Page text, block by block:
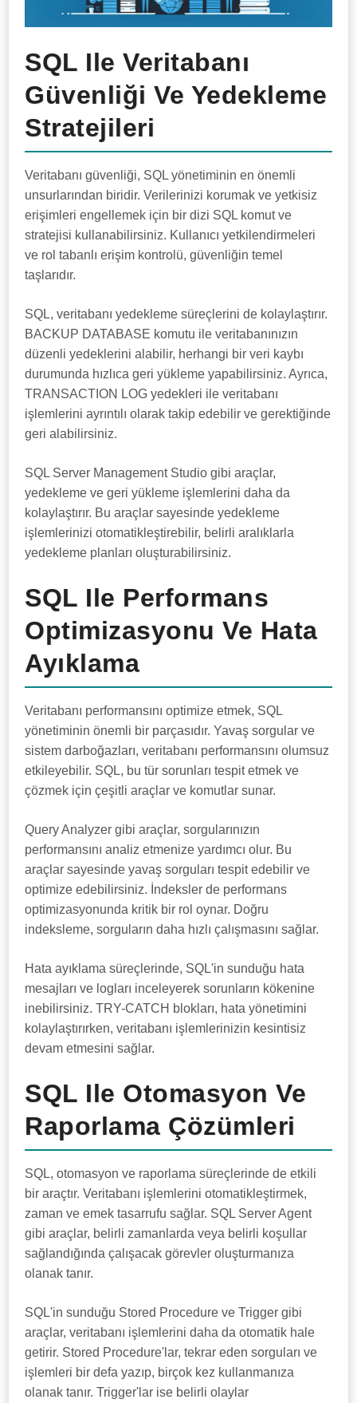
SQL Ile Veritabanı
Güvenliği Ve Yedekleme
Stratejileri
Veritabanı güvenliği, SQL yönetiminin en önemli
unsurlarından biridir. Verilerinizi korumak ve yetkisiz
erişimleri engellemek için bir dizi SQL komut ve
stratejisi kullanabilirsiniz. Kullanıcı yetkilendirmeleri
ve rol tabanlı erişim kontrolü, güvenliğin temel
taşlarıdır.
SQL, veritabanı yedekleme süreçlerini de kolaylaştırır.
BACKUP DATABASE komutu ile veritabanınızın
düzenli yedeklerini alabilir, herhangi bir veri kaybı
durumunda hızlıca geri yükleme yapabilirsiniz. Ayrıca,
TRANSACTION LOG yedekleri ile veritabanı
işlemlerini ayrıntılı olarak takip edebilir ve gerektiğinde
geri alabilirsiniz.
SQL Server Management Studio gibi araçlar,
yedekleme ve geri yükleme işlemlerini daha da
kolaylaştırır. Bu araçlar sayesinde yedekleme
işlemlerinizi otomatikleştirebilir, belirli aralıklarla
yedekleme planları oluşturabilirsiniz.
SQL Ile Performans
Optimizasyonu Ve Hata
Ayıklama
Veritabanı performansını optimize etmek, SQL
yönetiminin önemli bir parçasıdır. Yavaş sorgular ve
sistem darboğazları, veritabanı performansını olumsuz
etkileyebilir. SQL, bu tür sorunları tespit etmek ve
çözmek için çeşitli araçlar ve komutlar sunar.
Query Analyzer gibi araçlar, sorgularınızın
performansını analiz etmenize yardımcı olur. Bu
araçlar sayesinde yavaş sorguları tespit edebilir ve
optimize edebilirsiniz. İndeksler de performans
optimizasyonunda kritik bir rol oynar. Doğru
indeksleme, sorguların daha hızlı çalışmasını sağlar.
Hata ayıklama süreçlerinde, SQL'in sunduğu hata
mesajları ve logları inceleyerek sorunların kökenine
inebilirsiniz. TRY-CATCH blokları, hata yönetimini
kolaylaştırırken, veritabanı işlemlerinizin kesintisiz
devam etmesini sağlar.
SQL Ile Otomasyon Ve
Raporlama Çözümleri
SQL, otomasyon ve raporlama süreçlerinde de etkili
bir araçtır. Veritabanı işlemlerini otomatikleştirmek,
zaman ve emek tasarrufu sağlar. SQL Server Agent
gibi araçlar, belirli zamanlarda veya belirli koşullar
sağlandığında çalışacak görevler oluşturmanıza
olanak tanır.
SQL'in sunduğu Stored Procedure ve Trigger gibi
araçlar, veritabanı işlemlerini daha da otomatik hale
getirir. Stored Procedure'lar, tekrar eden sorguları ve
işlemleri bir defa yazıp, birçok kez kullanmanıza
olanak tanır. Trigger'lar ise belirli olaylar